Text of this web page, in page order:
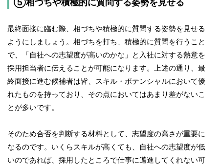
⑤相づちや積極的に質問する姿勢を見せる
最終面接に臨む際、相づちや積極的に質問する姿勢を見せる
ようにしましょう。相づちを打ち、積極的に質問を行うこと
で、「自社への志望度が高いのかな」と入社に対する熱意を
採用担当者に伝えることが可能になります。上述の通り、最
終面接に進む候補者は皆、スキル・ポテンシャルにおいて優
れたものを持っており、その点においてはあまり差がないこ
とが多いです。
そのため合否を判断する材料として、志望度の高さが重要に
なるのです。いくらスキルが高くても、自社への志望度が低
いのであれば、採用したところで仕事に邁進してくれない可